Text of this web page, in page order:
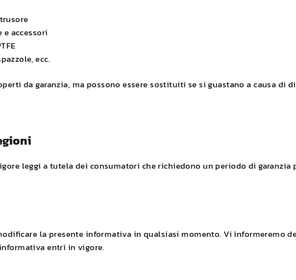
accessori
ecc.
da garanzia, ma possono essere sostituiti se si guastano a causa
leggi a tutela dei consumatori che richiedono un periodo di garanzia
la presente informativa in qualsiasi momento. Vi informeremo
entri in vigore.